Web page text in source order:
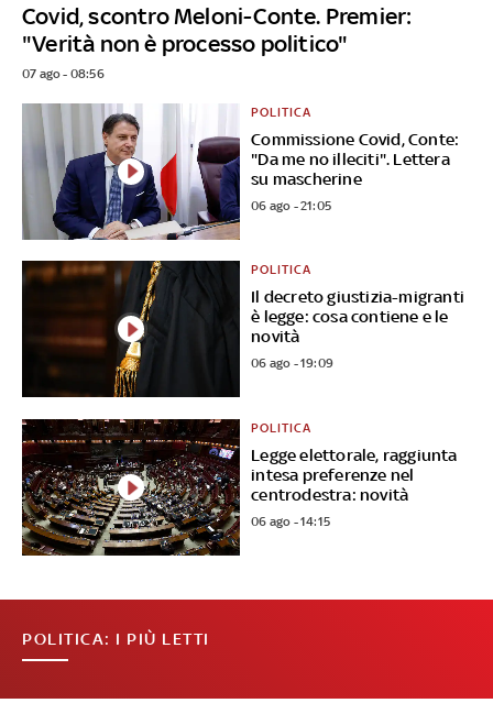
Covid, scontro Meloni-Conte. Premier:
"Verità non è processo politico"
07 ago - 08:56
Commissione Covid, Conte:
"Da me no illeciti". Lettera
su mascherine
POLITICA
06 ago - 21:05
Il decreto giustizia-migranti
è legge: cosa contiene e le
novità
POLITICA
06 ago - 19:09
Legge elettorale, raggiunta
intesa preferenze nel
centrodestra: novità
POLITICA
06 ago - 14:15
POLITICA: I PIÙ LETTI